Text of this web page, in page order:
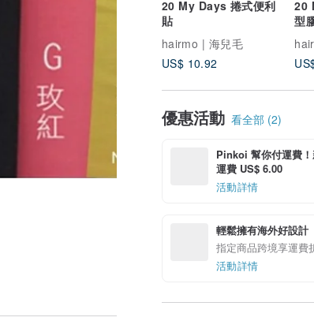
20 My Days 捲式便利
貼
hairmo | 海兒毛
US$ 10.92
20
型
優惠活動 看全部 (2)
Pinkoi 幫你付運費
運費 US$ 6.00
活動詳情
輕鬆擁有海外好設計
指定商品跨境享運費
活動詳情